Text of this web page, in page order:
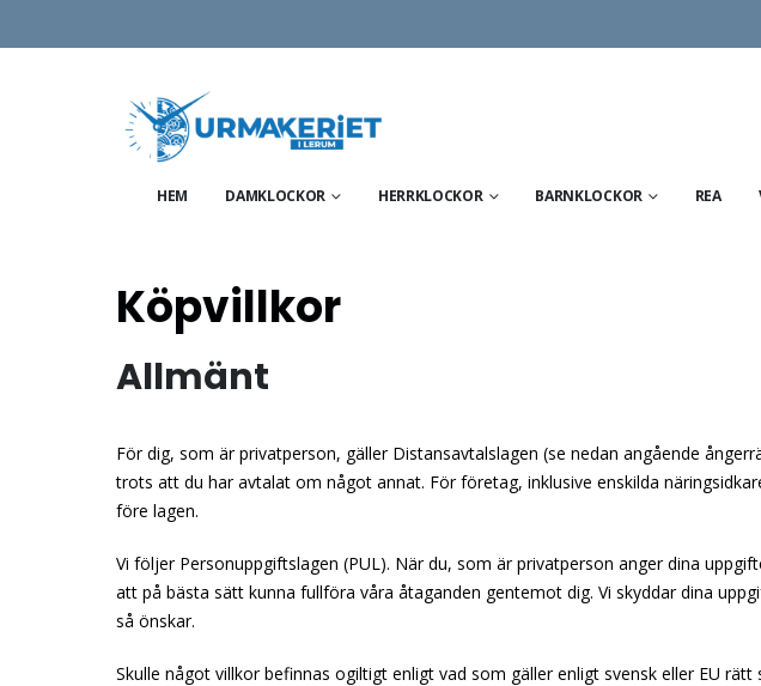
HEM DAMKLOCKOR HERRKLOCKOR BARNKLOCKOR REA
Köpvillkor
Allmänt
För dig, som är privatperson, gäller Distansavtalslagen (se nedan angående
trots att du har avtalat om något annat. För företag, inklusive enskilda
före lagen.
Vi följer Personuppgiftslagen (PUL). När du, som är privatperson anger dina
att på bästa sätt kunna fullföra våra åtaganden gentemot dig. Vi skyddar dina
så önskar.
Skulle något villkor befinnas ogiltigt enligt vad som gäller enligt svensk eller EU